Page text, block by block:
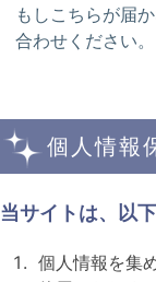
もしこちらが届
合わせください。
個人情報
当サイトは、以
個人情報を集